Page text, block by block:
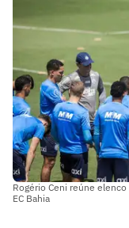
Rogério Ceni reúne
EC Bahia